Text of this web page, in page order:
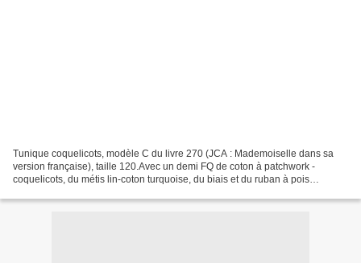
Tunique coquelicots, modèle C du livre 270 (JCA : Mademoiselle dans sa
version française), taille 120.Avec un demi FQ de coton à patchwork -
coquelicots, du métis lin-coton turquoise, du biais et du ruban à pois